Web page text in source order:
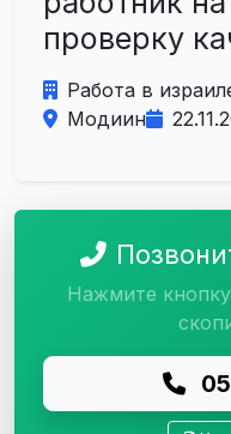
проверку
Работа в
Модиин
Нажмите